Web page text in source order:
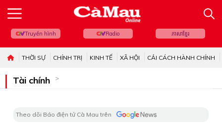
Truyền hình Radio ភាសាខ្មែរ
THỜI SỰ CHÍNH TRỊ KINH TẾ XÃ HỘI CẢI CÁCH HÀNH CHÍNH
Tài chính
Theo dõi Báo điện tử Cà Mau trên